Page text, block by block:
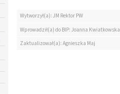
Wytworzył(a): JM Rektor PW
Wprowadził(a) do BIP: Joanna Kwiatkowska
Zaktualizował(a): Agnieszka Maj